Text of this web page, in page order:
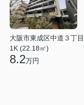
大阪市東成区中道３丁目
1K (22.18㎡)
8.2万円